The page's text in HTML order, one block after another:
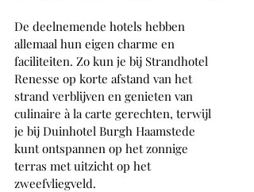
De deelnemende hotels hebben
allemaal hun eigen charme en
faciliteiten. Zo kun je bij Strandhotel
Renesse op korte afstand van het
strand verblijven en genieten van
culinaire à la carte gerechten, terwijl
je bij Duinhotel Burgh Haamstede
kunt ontspannen op het zonnige
terras met uitzicht op het
zweefvliegveld.